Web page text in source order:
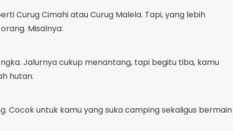
Curug Cimahi atau Curug Malela. Tapi, yang lebih
Misalnya:
Jalurnya cukup menantang, tapi begitu tiba, kamu
hutan.
Cocok untuk kamu yang suka camping sekaligus bermain